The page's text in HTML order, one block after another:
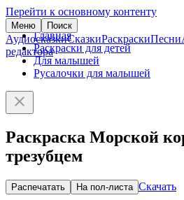
Перейти к основному контенту
Меню Поиск
АудиосказкиСказкиРаскраскиПесни
редактора
Главная
Раскраски для детей
Для малышей
Русалочки для малышей
Раскраска Морской
трезубцем
Распечатать На пол-листа Скачать